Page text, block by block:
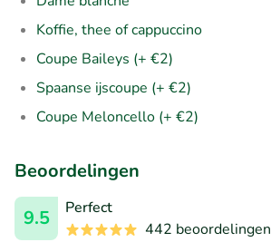
Koffie, thee of cappuccino
Coupe Baileys (+ €2)
Spaanse ijscoupe (+ €2)
Coupe Meloncello (+ €2)
Beoordelingen
9.5
Perfect
442 beoordelingen